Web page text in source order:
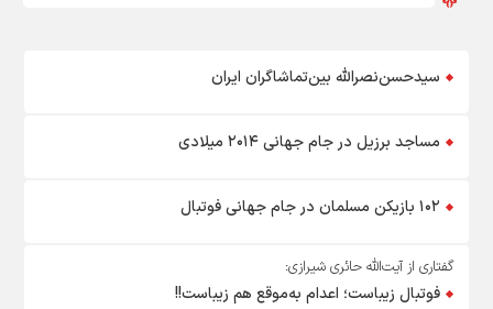
سیدحسن‌نصرالله بین‌تماشاگران ایران
مساجد برزیل در جام جهانی ۲۰۱۴ میلادی
۱۰۲ بازیکن مسلمان در جام جهانی فوتبال
گفتاری از آیت‌الله حائری شیرازی:
فوتبال زیباست؛ اعدام به‌موقع هم زیباست!!